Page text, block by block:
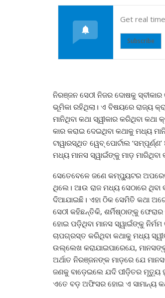
Get real
Subscribe
ନିରଞ୍ଜନ ସେଠୀ ନିଜର ଦୋଷକୁ
ଭୂମିକା ରହିଥିଲା। ଏ ବିଷୟରେ ରାଜ୍ୟ
ମାନିଥିବା କଥା ସ୍ୱୀକାର କରିଥିବା
କାର କରାଇ ଦେଇଥିବା କଥାକୁ ମଧ୍ୟ
ଟାୱାରସ୍ଥିତ ୱେବ୍ ପୋର୍ଟାଲ
ମଧ୍ୟ ମାନସ ସ୍ୱାଇଁଙ୍କୁ ମାଡ଼ ମାରିଥିବା
ସେତେବେଳେ ଜଣେ କମ୍ପ୍ୟୁଟର
ଥିଲେ। ଆଉ ରାଜ ମଧ୍ୟ ସେଠାରେ ଥିବା
ଦିଆଯାଇଛି। ଏହା ଠିକ ସେମିତି କଥା
ସେଠୀ କହିଛନ୍ତିକି, ଶର୍ମିଷ୍ଠାଙ୍କୁ
ହୋଇ ପଡ଼ିଥିବା ମାନସ ସ୍ୱାଇଁଙ୍କୁ
ଚାପଗ୍ରସ୍ତ କରିଥିବା କଥାକୁ ମଧ୍ୟ
ଉଲ୍ଲେଖ କରାଯାଇପାରେଯେ,
ଅର୍ଥାତ ନିରଞ୍ଜନଙ୍କ ମାଡ଼ରେ ଯେ
ଜଣକୁ ବାଡ଼େଇଲେ ଯଦି ପୀଡ଼ିତର ମୃତ୍ୟୁ
ଏତେ ବଡ଼ ଅଫିସର ହୋଇ ଏ ସାମାନ୍ୟ